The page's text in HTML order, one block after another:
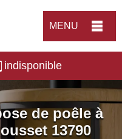
MENU
indisponible
de poêle à
13790